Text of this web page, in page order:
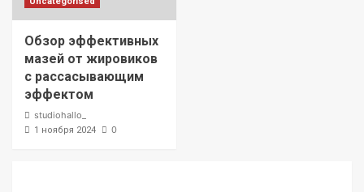
Обзор эффективных
мазей от жировиков
с рассасывающим
эффектом
studiohallo_
1 ноября 2024 0